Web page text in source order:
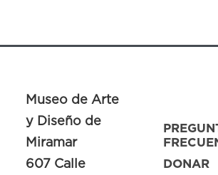
Museo de Arte
y Diseño de
Miramar
607 Calle
DONAR